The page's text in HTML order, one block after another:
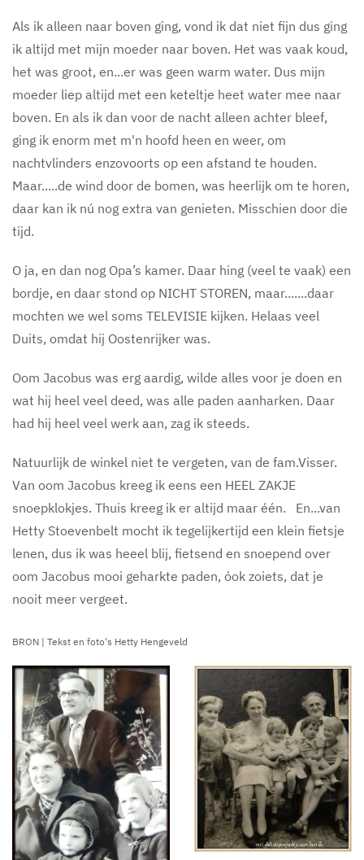
Als ik alleen naar boven ging, vond ik dat niet fijn dus ging
ik altijd met mijn moeder naar boven. Het was vaak koud,
het was groot, en...er was geen warm water. Dus mijn
moeder liep altijd met een keteltje heet water mee naar
boven. En als ik dan voor de nacht alleen achter bleef,
ging ik enorm met m'n hoofd heen en weer, om
nachtvlinders enzovoorts op een afstand te houden.
Maar.....de wind door de bomen, was heerlijk om te horen,
daar kan ik nú nog extra van genieten. Misschien door die
tijd.
O ja, en dan nog Opa’s kamer. Daar hing (veel te vaak) een
bordje, en daar stond op NICHT STOREN, maar.......daar
mochten we wel soms TELEVISIE kijken. Helaas veel
Duits, omdat hij Oostenrijker was.
Oom Jacobus was erg aardig, wilde alles voor je doen en
wat hij heel veel deed, was alle paden aanharken. Daar
had hij heel veel werk aan, zag ik steeds.
Natuurlijk de winkel niet te vergeten, van de fam.Visser.
Van oom Jacobus kreeg ik eens een HEEL ZAKJE
snoepklokjes. Thuis kreeg ik er altijd maar één. En...van
Hetty Stoevenbelt mocht ik tegelijkertijd een klein fietsje
lenen, dus ik was heeel blij, fietsend en snoepend over
oom Jacobus mooi geharkte paden, óok zoiets, dat je
nooit meer vergeet.
BRON | Tekst en foto's Hetty Hengeveld